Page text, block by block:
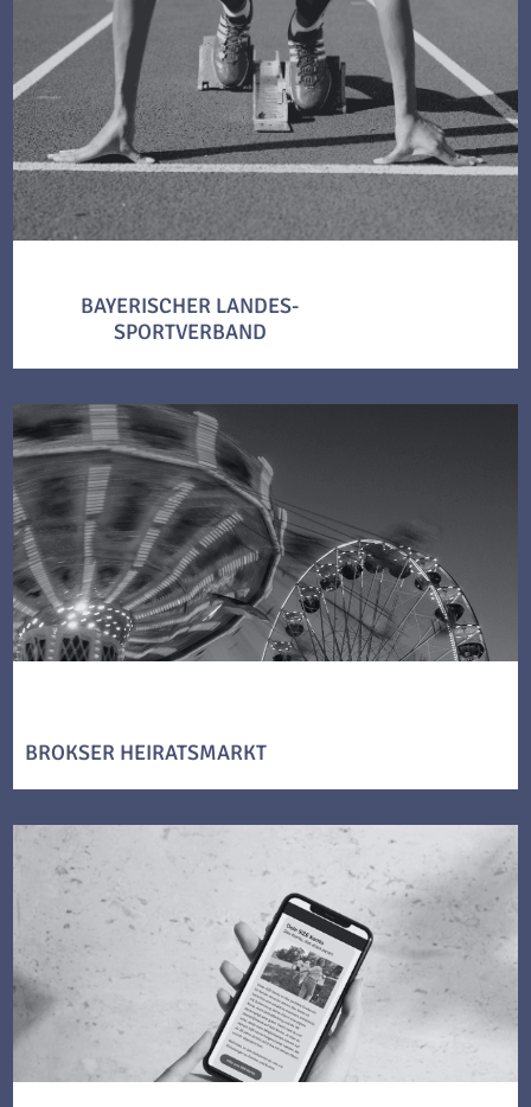
BAYERISCHER LANDES-
SPORTVERBAND
BROKSER HEIRATSMARKT